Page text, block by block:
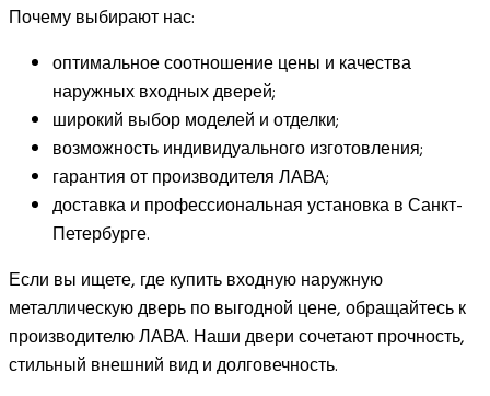
Почему выбирают нас:
оптимальное соотношение цены и качества
наружных входных дверей;
широкий выбор моделей и отделки;
возможность индивидуального изготовления;
гарантия от производителя ЛАВА;
доставка и профессиональная установка в Санкт-
Петербурге.
Если вы ищете, где купить входную наружную
металлическую дверь по выгодной цене, обращайтесь к
производителю ЛАВА. Наши двери сочетают прочность,
стильный внешний вид и долговечность.